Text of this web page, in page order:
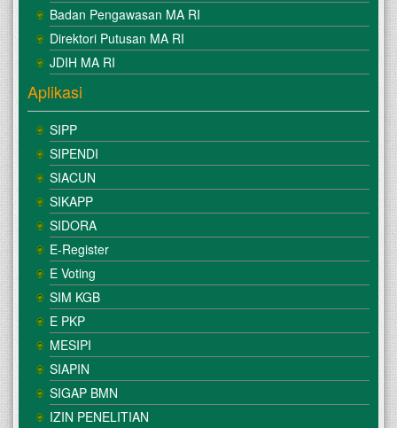
Badan Pengawasan MA RI
Direktori Putusan MA RI
JDIH MA RI
Aplikasi
SIPP
SIPENDI
SIACUN
SIKAPP
SIDORA
E-Register
E Voting
SIM KGB
E PKP
MESIPI
SIAPIN
SIGAP BMN
IZIN PENELITIAN